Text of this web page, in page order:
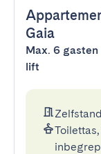
Gaia
Max. 6 gasten
lift